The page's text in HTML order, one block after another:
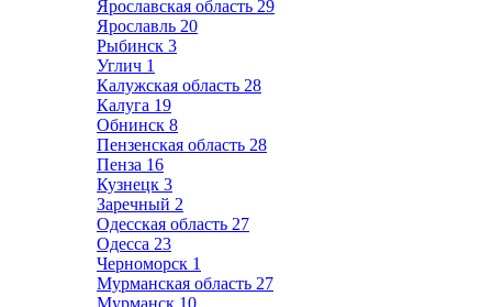
Ярославская область 29
Ярославль 20
Рыбинск 3
Углич 1
Калужская область 28
Калуга 19
Обнинск 8
Пензенская область 28
Пенза 16
Кузнецк 3
Заречный 2
Одесская область 27
Одесса 23
Черноморск 1
Мурманская область 27
Мурманск 10